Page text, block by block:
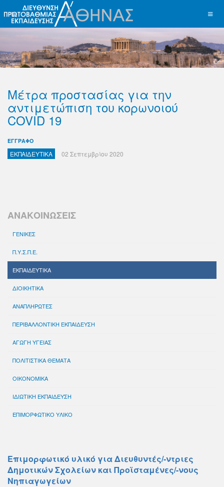
Μέτρα προστασίας για την
αντιμετώπιση του κορωνοιού
COVID 19
ΕΓΓΡΑΦΟ
ΕΚΠΑΙΔΕΥΤΙΚΑ 02 Σεπτεμβρίου 2020
ΑΝΑΚΟΙΝΩΣΕΙΣ
ΓΕΝΙΚΕΣ
Π.Υ.Σ.Π.Ε.
ΕΚΠΑΙΔΕΥΤΙΚΑ
ΔΙΟΙΚΗΤΙΚΑ
ΑΝΑΠΛΗΡΩΤΕΣ
ΠΕΡΙΒΑΛΛΟΝΤΙΚΗ ΕΚΠΑΙΔΕΥΣΗ
ΑΓΩΓΗ ΥΓΕΙΑΣ
ΠΟΛΙΤΙΣΤΙΚΑ ΘΕΜΑΤΑ
ΟΙΚΟΝΟΜΙΚΑ
ΙΔΙΩΤΙΚΗ ΕΚΠΑΙΔΕΥΣΗ
ΕΠΙΜΟΡΦΩΤΙΚΟ ΥΛΙΚΟ
Επιμορφωτικό υλικό για Διευθυντές/-ντριες
Δημοτικών Σχολείων και Προϊσταμένες/-νους
Νηπιαγωγείων